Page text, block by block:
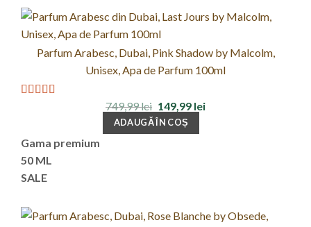
Parfum Arabesc, Dubai, Pink Shadow by Malcolm,
Unisex, Apa de Parfum 100ml
749,99lei Prețul
inițial
a
fost:
149,99 leiPrețul
ADAUGĂ ÎN COȘ
Gama premium
50 ML
SALE